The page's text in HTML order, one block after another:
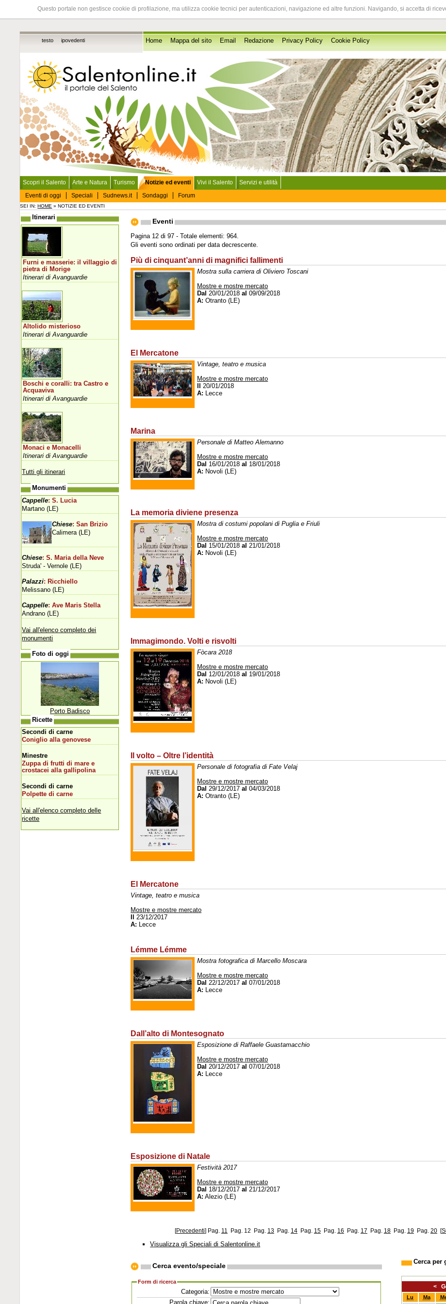
Questo portale non gestisce cookie di profilazione, ma utilizza cookie tecnici per autenticazioni, navigazione ed altre funzioni. Navigando, si accetta di
testo ipovedenti Home Mappa del sito Email Redazione Privacy Policy Cookie Policy
Scopri il Salento Arte e Natura Turismo
Notizie ed eventi
Eventi di oggi
Speciali Sudnews.it Sondaggi Forum
Vivi il Salento Servizi e utilità
SEI IN:HOME » NOTIZIE ED EVENTI
Eventi
Pagina 12 di 97 - Totale elementi: 964.
Gli eventi sono ordinati per data decrescente.
Più di cinquant’anni di magnifici fallimenti
Mostra sulla carriera di Oliviero Toscani
Mostre e mostre mercato
Dal 20/01/2018al 09/09/2018
A: Otranto (LE)
El Mercatone
Vintage, teatro e musica
Mostre e mostre mercato
20/01/2018
A: Lecce
Marina
Personale di Matteo Alemanno
Mostre e mostre mercato
Dal 16/01/2018al 18/01/2018
A: Novoli (LE)
La memoria diviene presenza
Mostra di costumi popolani di Puglia e Friuli
Mostre e mostre mercato
Dal 15/01/2018al 21/01/2018
A: Novoli (LE)
Immagimondo. Volti e risvolti
Fòcara 2018
Mostre e mostre mercato
Dal 12/01/2018al 19/01/2018
A: Novoli (LE)
Il volto – Oltre l’identità
Personale di fotografia di Fate Velaj
Mostre e mostre mercato
Dal 29/12/2017al 04/03/2018
A: Otranto (LE)
El Mercatone
Vintage, teatro e musica
Mostre e mostre mercato
23/12/2017
A: Lecce
Lémme Lémme
Mostra fotografica di Marcello Moscara
Mostre e mostre mercato
Dal 22/12/2017al 07/01/2018
A: Lecce
Dall’alto di Montesognato
Esposizione di Raffaele Guastamacchio
Mostre e mostre mercato
Dal 20/12/2017al 07/01/2018
A: Lecce
Esposizione di Natale
Festività 2017
Mostre e mostre mercato
Dal 18/12/2017al 21/12/2017
A: Alezio (LE)
[Precedenti] Pag. 11 Pag. 12 Pag. 13 Pag. 14 Pag. 15 Pag. 16 Pag. 17 Pag. 18 Pag. 19 Pag. 20 [
Visualizza gli Speciali di Salentonline.it
Cerca evento/speciale
Form di ricerca
Categoria:
Parola chiave:
Cerca per
<
Lu Ma
Itinerari
Furni e masserie: il villaggio di
pietra di Morige
Itinerari di Avanguardie
Altolido misterioso
Itinerari di Avanguardie
Boschi e coralli: tra Castro e
Acquaviva
Itinerari di Avanguardie
Monaci e Monacelli
Itinerari di Avanguardie
Tutti gli itinerari
Monumenti
Cappelle: S. Lucia
Martano (LE)
Chiese: San Brizio
Calimera (LE)
Chiese: S. Maria della Neve
Struda' - Vernole (LE)
Palazzi: Ricchiello
Melissano (LE)
Cappelle: Ave Maris Stella
Andrano (LE)
Vai all'elenco completo dei
monumenti
Foto di oggi
Porto Badisco
Ricette
Secondi di carne
Coniglio alla genovese
Minestre
Zuppa di frutti di mare e
crostacei alla gallipolina
Secondi di carne
Polpette di carne
Vai all'elenco completo delle
ricette